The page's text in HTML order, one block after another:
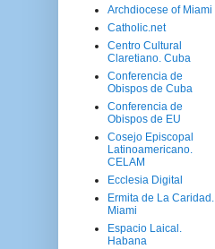
Archdiocese of Miami
Catholic.net
Centro Cultural
Claretiano. Cuba
Conferencia de
Obispos de Cuba
Conferencia de
Obispos de EU
Cosejo Episcopal
Latinoamericano.
CELAM
Ecclesia Digital
Ermita de La Caridad.
Miami
Espacio Laical.
Habana